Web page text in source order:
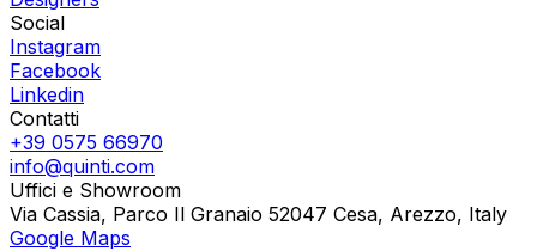
Social
Instagram
Facebook
Linkedin
Contatti
+39 0575 66970
info@quinti.com
Uffici e Showroom
Via Cassia, Parco Il Granaio 52047 Cesa, Arezzo, Italy
Google Maps